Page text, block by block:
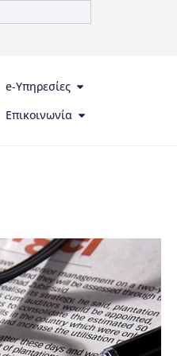
e-Υπηρεσίες
Επικοινωνία